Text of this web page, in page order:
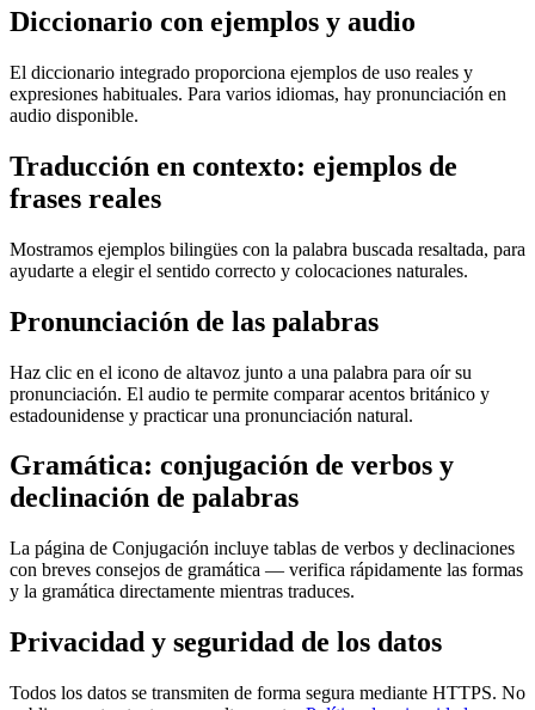
Diccionario con ejemplos y audio
El diccionario integrado proporciona ejemplos de uso reales y
expresiones habituales. Para varios idiomas, hay pronunciación en
audio disponible.
Traducción en contexto: ejemplos de
frases reales
Mostramos ejemplos bilingües con la palabra buscada resaltada, para
ayudarte a elegir el sentido correcto y colocaciones naturales.
Pronunciación de las palabras
Haz clic en el icono de altavoz junto a una palabra para oír su
pronunciación. El audio te permite comparar acentos británico y
estadounidense y practicar una pronunciación natural.
Gramática: conjugación de verbos y
declinación de palabras
La página de Conjugación incluye tablas de verbos y declinaciones
con breves consejos de gramática — verifica rápidamente las formas
y la gramática directamente mientras traduces.
Privacidad y seguridad de los datos
Todos los datos se transmiten de forma segura mediante HTTPS. No